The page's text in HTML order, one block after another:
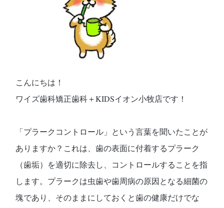
こんにちは！
ワイズ歯科矯正歯科＋KIDSイオン小牧店です！
「プラークコントロール」という言葉を聞いたことが
ありますか？これは、歯の表面に付着するプラーク
（歯垢）を適切に除去し、コントロールすること を指
します。プラークは虫歯や歯周病の原因となる細菌の
塊であり、そのままにしておくと歯の健康だけでな